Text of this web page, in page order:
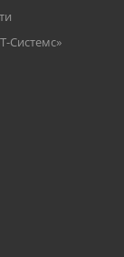
Системс»